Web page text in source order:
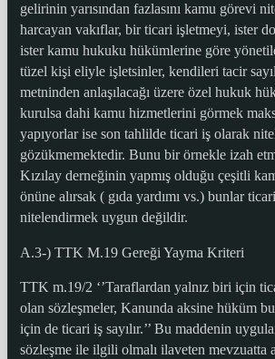
gelirinin yarısından fazlasını kamu görevi
harcayan vakıflar, bir ticari işletmeyi, ister
ister kamu hukuku hükümlerine göre
tüzel kişi eliyle işletsinler, kendileri tacir
metninden anlaşılacağı üzere özel hukuk
kurulsa dahi kamu hizmetlerini görmek
yapıyorlar ise son tahlilde ticari iş olarak
gözükmemektedir. Bunu bir örnekle izah
Kızılay derneğinin yapmış olduğu çeşitli
önüne alırsak ( gıda yardımı vs.) bunlar
nitelendirmek uygun değildir.
A.3-) TTK M.19 Gereği Yayma Kriteri
TTK m.19/2 ‘’Taraflardan yalnız biri için
olan sözleşmeler, Kanunda aksine hüküm
için de ticari iş sayılır.’’ Bu maddenin
sözleşme ile ilgili olmalı ilaveten mevzuatta